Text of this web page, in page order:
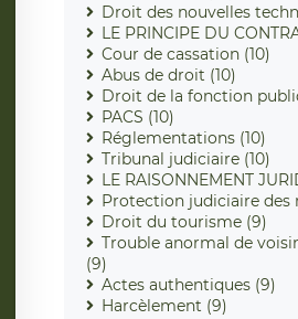
Droit des nouvelles
LE PRINCIPE DU
Cour de cassation (10)
Abus de droit (10)
Droit de la fonction
PACS (10)
Réglementations (10)
Tribunal judiciaire (10)
LE RAISONNEMENT
Protection judiciaire des
Droit du tourisme (9)
Trouble anormal de
(9)
Actes authentiques (9)
Harcèlement (9)